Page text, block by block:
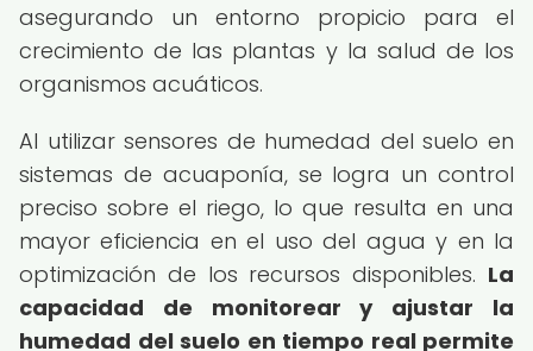
asegurando un entorno propicio para el
crecimiento de las plantas y la salud de los
organismos acuáticos.
Al utilizar sensores de humedad del suelo en
sistemas de acuaponía, se logra un control
preciso sobre el riego, lo que resulta en una
mayor eficiencia en el uso del agua y en la
optimización de los recursos disponibles. La
capacidad de monitorear y ajustar la
humedad del suelo en tiempo real permite